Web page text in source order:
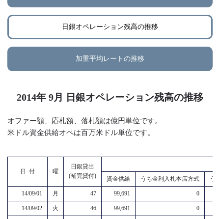
日銀オペレーション残高の推移
加重平均レートの推移
2014年 9月 日銀オペレーション残高の推移
オファー額、応札額、落札額は億円単位です。
米ドル資金供給オペは百万米ドル単位です。
日 付 曜
日銀貸出
(補完貸付)
資金供給 うち金利入札本店方式 う
14/09/01 月 47 99,691 0
14/09/02 火 46 99,691 0